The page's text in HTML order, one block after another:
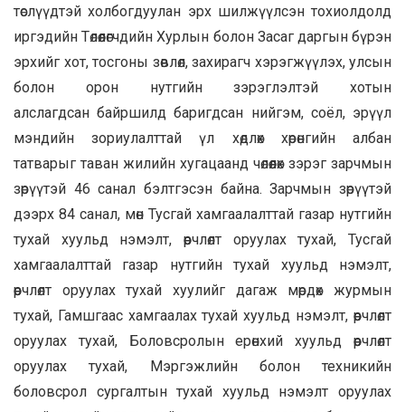
төслүүдтэй холбогдуулан эрх шилжүүлсэн тохиолдолд
иргэдийн Төлөөлөгчдийн Хурлын болон Засаг даргын бүрэн
эрхийг хот, тосгоны зөвлөл, захирагч хэрэгжүүлэх, улсын
болон орон нутгийн зэрэглэлтэй хотын
алслагдсан байршилд баригдсан нийгэм, соёл, эрүүл
мэндийн зориулалттай үл хөдлөх хөрөнгийн албан
татварыг таван жилийн хугацаанд чөлөөлөх зэрэг зарчмын
зөрүүтэй 46 санал бэлтгэсэн байна. Зарчмын зөрүүтэй
дээрх 84 санал, мөн Тусгай хамгаалалттай газар нутгийн
тухай хуульд нэмэлт, өөрчлөлт оруулах тухай, Тусгай
хамгаалалттай газар нутгийн тухай хуульд нэмэлт,
өөрчлөлт оруулах тухай хуулийг дагаж мөрдөх журмын
тухай, Гамшгаас хамгаалах тухай хуульд нэмэлт, өөрчлөлт
оруулах тухай, Боловсролын ерөнхий хуульд өөрчлөлт
оруулах тухай, Мэргэжлийн болон техникийн
боловсрол сургалтын тухай хуульд нэмэлт оруулах